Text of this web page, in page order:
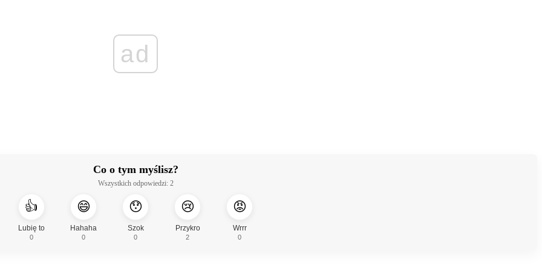
ad
Co o tym myślisz?
Wszystkich odpowiedzi: 2
👍
Lubię to
0
😄
Hahaha
0
😯
Szok
0
😢
Przykro
2
😡
Wrrr
0